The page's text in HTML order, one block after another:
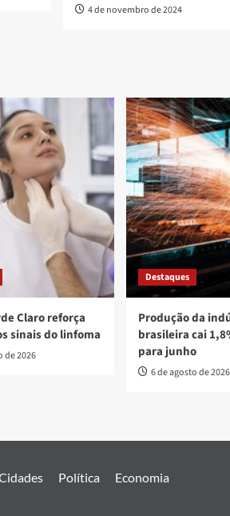
4 de novembro de 2024
Claro reforça
sinais do linfoma
de 2026
Destaques
Produção da
brasileira cai
para junho
6 de agosto de 2026
Política
Economia